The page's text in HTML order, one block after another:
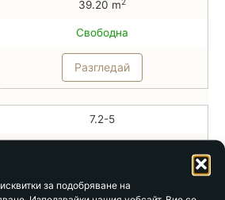
за подобряване на
39.20 m
Свободна
Разгледай
7.2-5